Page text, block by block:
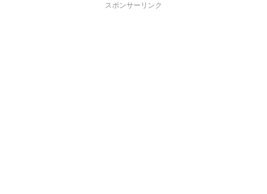
スポンサーリンク